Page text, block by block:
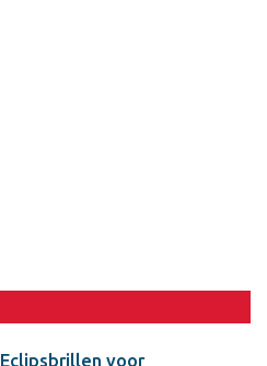
Eclipsbrillen voor